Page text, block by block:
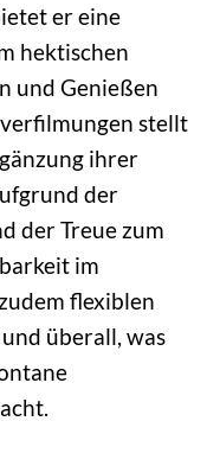
er eine
hektischen
und Genießen
stellt
ihrer
der
der Treue zum
im
flexiblen
überall, was